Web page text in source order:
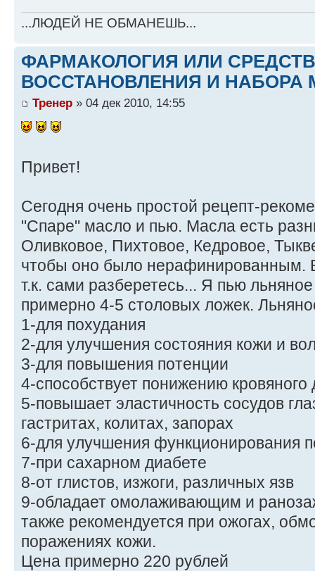
...ЛЮДЕЙ НЕ ОБМАНЕШЬ...
ФАРМАКОЛОГИЯ ИЛИ
ВОССТАНОВЛЕНИЯ И НАБОРА
Тренер » 04 дек 2010, 14:55
Привет!
Сегодня очень простой рецепт-
"Спаре" масло и пью. Масла есть
Оливковое, Пихтовое, Кедровое,
чтобы оно было нерафинированным.
т.к. сами разберетесь... Я пью
примерно 4-5 столовых ложек.
1-для похудания
2-для улучшения состояния кожи и
3-для повышения потенции
4-способствует понижению кровяного
5-повышает эластичность сосудов
гастритах, колитах, запорах
6-для улучшения функционирования
7-при сахарном диабете
8-от глистов, изжоги, различных язв
9-обладает омолаживающим и
также рекомендуется при ожогах,
поражениях кожи.
Цена примерно 220 рублей